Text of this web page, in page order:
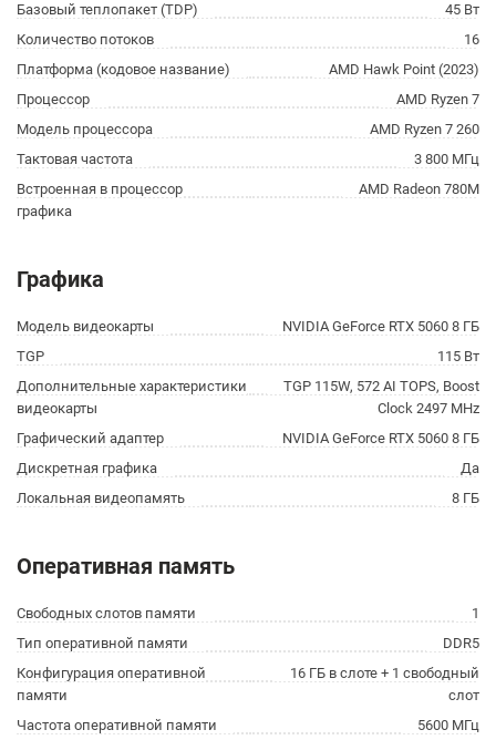
Базовый теплопакет (TDP)
45 Вт
Количество потоков
16
Платформа (кодовое название)
AMD Hawk Point (2023)
Процессор
AMD Ryzen 7
Модель процессора
AMD Ryzen 7 260
Тактовая частота
3 800 МГц
Встроенная в процессор
графика
AMD Radeon 780M
Графика
Модель видеокарты
NVIDIA GeForce RTX 5060 8 ГБ
TGP
115 Вт
Дополнительные характеристики
видеокарты
TGP 115W, 572 AI TOPS, Boost
Clock 2497 MHz
Графический адаптер
NVIDIA GeForce RTX 5060 8 ГБ
Дискретная графика
Да
Локальная видеопамять
8 ГБ
Оперативная память
Свободных слотов памяти
1
Тип оперативной памяти
DDR5
Конфигурация оперативной
памяти
16 ГБ в слоте + 1 свободный
слот
Частота оперативной памяти
5600 МГц